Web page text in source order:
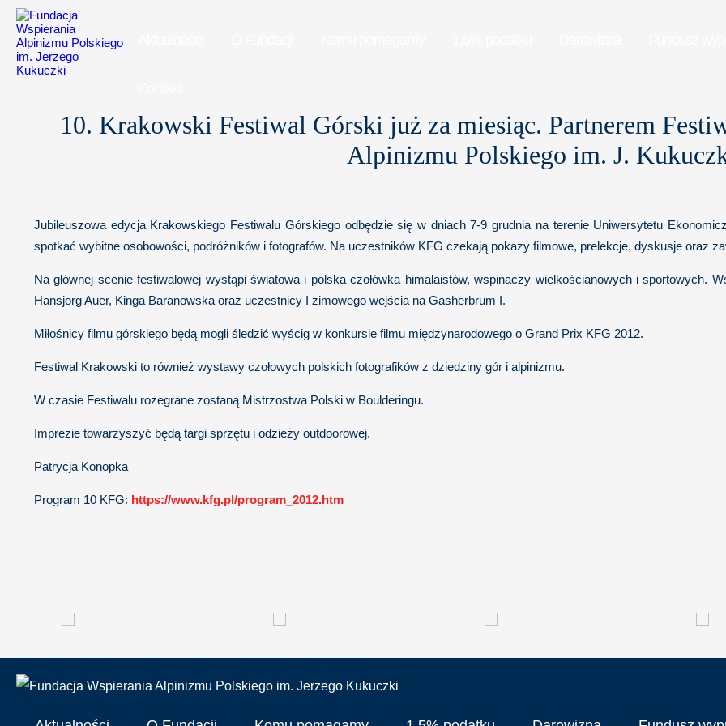
10. Krakowski Festiwal Górski już za miesiąc. Partnerem
Alpinizmu Polskiego im. J.
Jubileuszowa edycja Krakowskiego Festiwalu Górskiego odbędzie się w dniach 7-9 grudnia na terenie Uniwersytetu
spotkać wybitne osobowości, podróżników i fotografów. Na uczestników KFG czekają pokazy filmowe, prelekcje, dyskusje oraz
Na głównej scenie festiwalowej wystąpi światowa i polska czołówka himalaistów, wspinaczy wielkościanowych i sportowych.
Hansjorg Auer, Kinga Baranowska oraz uczestnicy I zimowego wejścia na Gasherbrum I.
Miłośnicy filmu górskiego będą mogli śledzić wyścig w konkursie filmu międzynarodowego o Grand Prix KFG 2012.
Festiwal Krakowski to również wystawy czołowych polskich fotografików z dziedziny gór i alpinizmu.
W czasie Festiwalu rozegrane zostaną Mistrzostwa Polski w Boulderingu.
Imprezie towarzyszyć będą targi sprzętu i odzieży outdoorowej.
Patrycja Konopka
Program 10 KFG: https://www.kfg.pl/program_2012.htm